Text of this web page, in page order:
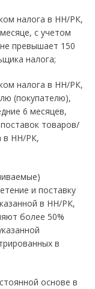
налога в НН/РК,
с учетом
превышает 150
налога;
налога в НН/РК,
(покупателю),
6 месяцев,
товаров/
в НН/РК,
и поставку
в НН/РК,
более 50%
в
основе в